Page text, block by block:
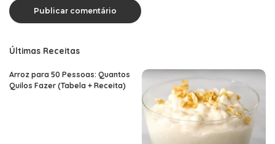
Últimas Receitas
Arroz para 50 Pessoas: Quantos
Quilos Fazer (Tabela + Receita)